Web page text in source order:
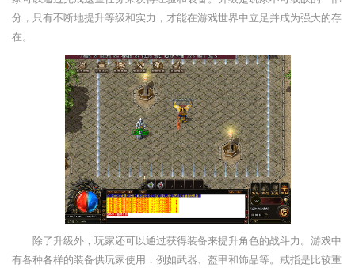
分，只有不断地提升等级和实力，才能在游戏世界中立足并成为强大的存
在。
除了升级外，玩家还可以通过获得装备来提升角色的战斗力。游戏中
有各种各样的装备供玩家使用，例如武器、盔甲和饰品等。戒指是比较重